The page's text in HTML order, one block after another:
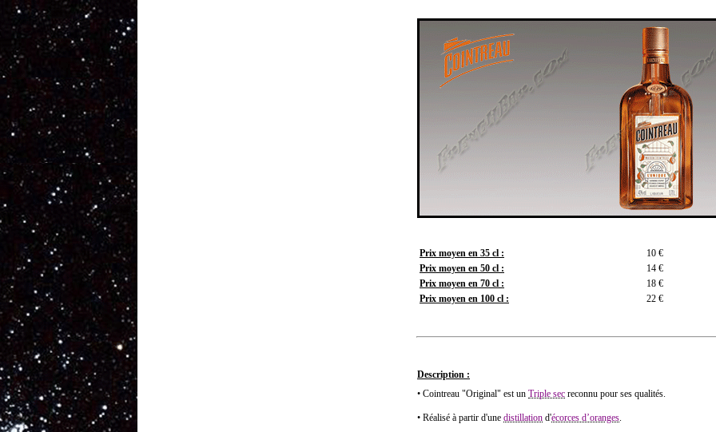
Prix moyen en 35 cl :
10 €
Prix moyen en 50 cl :
14 €
Prix moyen en 70 cl :
18 €
Prix moyen en 100 cl :
22 €
Description :
• Cointreau "Original" est un Triple sec reconnu pour ses qualités.
• Réalisé à partir d'une distillation d'écorces d’oranges.